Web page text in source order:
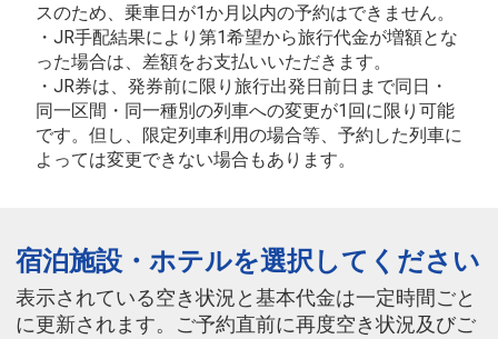
スのため、乗車日が1か月以内の予約はできません。
・JR手配結果により第1希望から旅行代金が増額とな
った場合は、差額をお支払いいただきます。
・JR券は、発券前に限り旅行出発日前日まで同日・
同一区間・同一種別の列車への変更が1回に限り可能
です。但し、限定列車利用の場合等、予約した列車に
よっては変更できない場合もあります。
宿泊施設・ホテルを選択してください
表示されている空き状況と基本代金は一定時間ごと
に更新されます。ご予約直前に再度空き状況及びご